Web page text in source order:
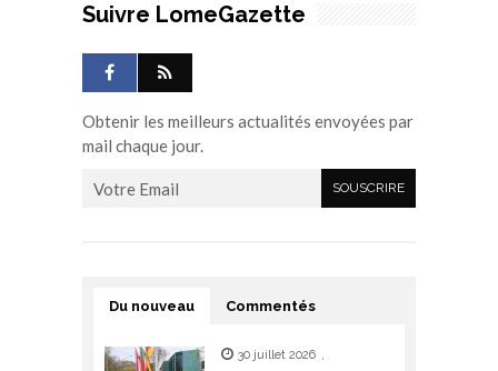
Suivre LomeGazette
Obtenir les meilleurs actualités envoyées par
mail chaque jour.
Du nouveau Commentés
30 juillet 2026 ,